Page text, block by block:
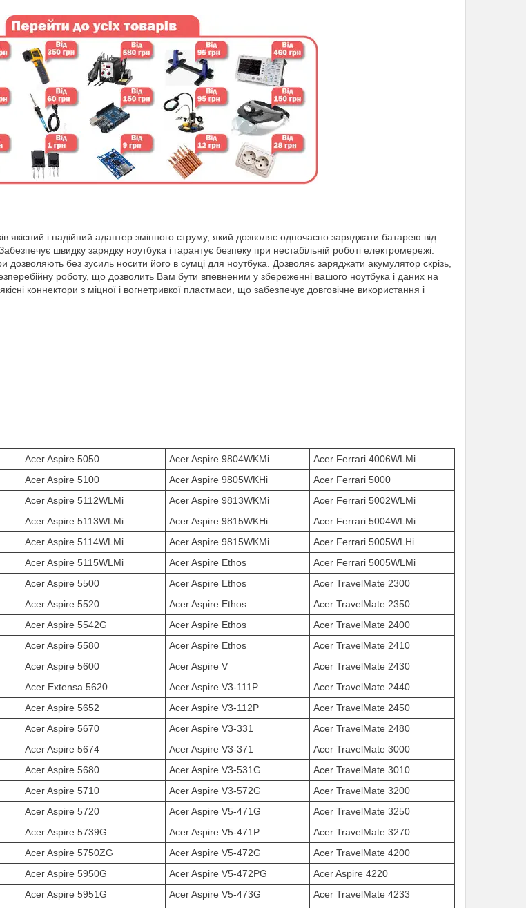
якісний і надійний адаптер змінного струму, який дозволяє одночасно заряджати батарею від
швидку зарядку ноутбука і гарантує безпеку при нестабільній роботі електромережі.
дозволяють без зусиль носити його в сумці для ноутбука. Дозволяє заряджати акумулятор скрізь,
роботу, що дозволить Вам бути впевненим у збереженні вашого ноутбука і даних на
коннектори з міцної і вогнетривкої пластмаси, що забезпечує довговічне використання і
Acer Aspire 5050 Acer Aspire 9804WKMi
Acer Ferrari 4006WLMi
Acer Aspire 5100 Acer Aspire 9805WKHi
Acer Ferrari 5000
Acer Aspire 5112WLMi Acer Aspire 9813WKMi
Acer Ferrari 5002WLMi
Acer Aspire 5113WLMi Acer Aspire 9815WKHi
Acer Ferrari 5004WLMi
Acer Aspire 5114WLMi Acer Aspire 9815WKMi
Acer Ferrari 5005WLHi
Acer Aspire 5115WLMi Acer Aspire Ethos
Acer Ferrari 5005WLMi
Acer Aspire 5500 Acer Aspire Ethos
Acer TravelMate 2300
Acer Aspire 5520 Acer Aspire Ethos
Acer TravelMate 2350
Acer Aspire 5542G Acer Aspire Ethos
Acer TravelMate 2400
Acer Aspire 5580 Acer Aspire Ethos
Acer TravelMate 2410
Acer Aspire 5600 Acer Aspire V
Acer TravelMate 2430
Acer Extensa 5620 Acer Aspire V3-111P
Acer TravelMate 2440
Acer Aspire 5652 Acer Aspire V3-112P
Acer TravelMate 2450
Acer Aspire 5670 Acer Aspire V3-331
Acer TravelMate 2480
Acer Aspire 5674 Acer Aspire V3-371
Acer TravelMate 3000
Acer Aspire 5680 Acer Aspire V3-531G
Acer TravelMate 3010
Acer Aspire 5710 Acer Aspire V3-572G
Acer TravelMate 3200
Acer Aspire 5720 Acer Aspire V5-471G
Acer TravelMate 3250
Acer Aspire 5739G Acer Aspire V5-471P
Acer TravelMate 3270
Acer Aspire 5750ZG Acer Aspire V5-472G
Acer TravelMate 4200
Acer Aspire 5950G Acer Aspire V5-472PG
Acer Aspire 4220
Acer Aspire 5951G Acer Aspire V5-473G
Acer TravelMate 4233